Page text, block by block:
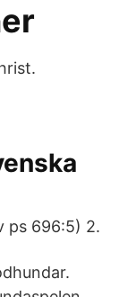
ps 696:5) 2.